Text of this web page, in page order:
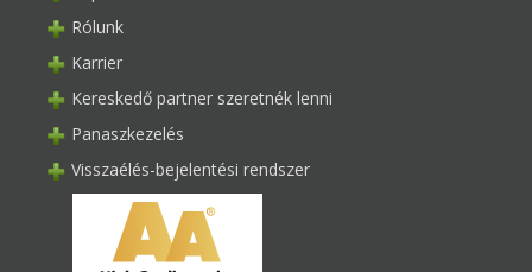
Rólunk
Karrier
Kereskedő partner szeretnék lenni
Panaszkezelés
Visszaélés-bejelentési rendszer